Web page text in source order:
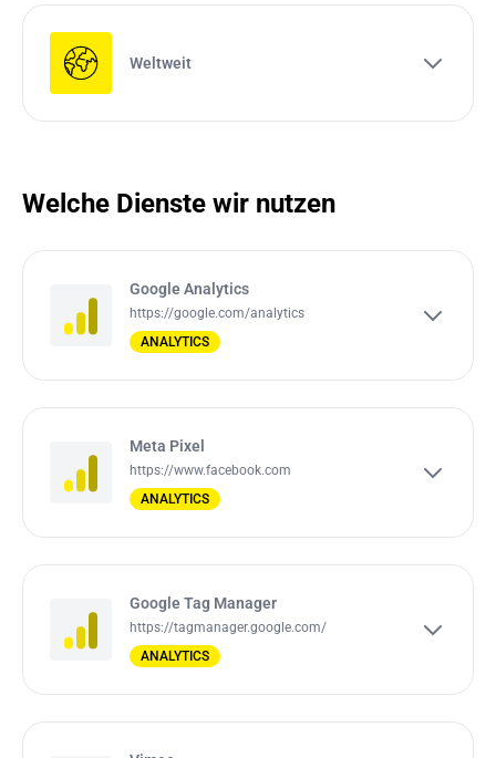
Weltweit
Welche Dienste wir nutzen
Google Analytics
https://google.com/analytics
ANALYTICS
Meta Pixel
https://www.facebook.com
ANALYTICS
Google Tag Manager
https://tagmanager.google.com/
ANALYTICS